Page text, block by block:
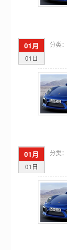
01月
01日
分类：
01月
01日
分类：